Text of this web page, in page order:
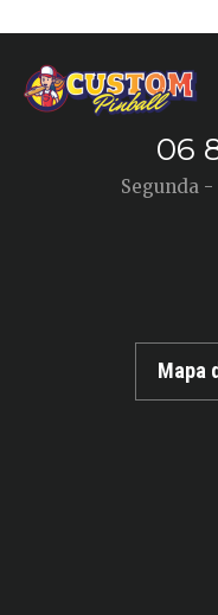
06
Segunda -
Mapa